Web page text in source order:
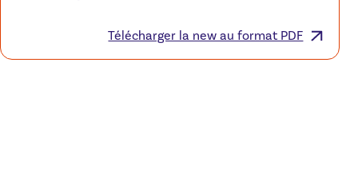
Télécharger la new au format PDF